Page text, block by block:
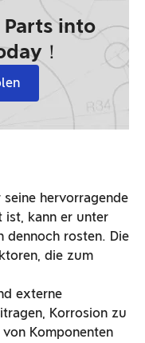
into
！
hervorragende
ist, kann er unter
dennoch rosten. Die
die zum
externe
Korrosion zu
Komponenten